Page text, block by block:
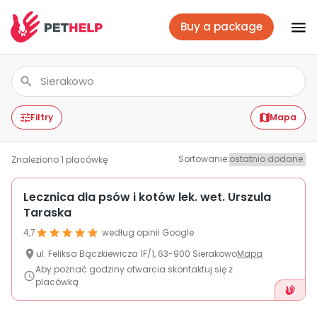
Veterinary packages
Insurance
For companies
Vet branches
Log In
Buy a package
Filtry Mapa
Znaleziono1 placówkę Sortowanie:
Lecznica dla psów i kotów lek. wet. Urszula
Taraska
4,7
według opinii Google
ul. Feliksa Bączkiewicza 1F/1, 63-900 SierakowoMapa
Aby poznać godziny otwarcia skontaktuj się z
placówką